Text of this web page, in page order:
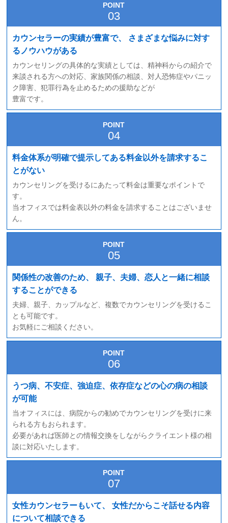
POINT
カウンセラーの実績が豊富で、
さまざまな悩みに対す
るノウハウがある
カウンセリングの具体的な実績としては、精神科からの紹介で
来談される方への対応、家族関係の相談、対人恐怖症やパニッ
ク障害、犯罪行為を止めるための援助などが
豊富です。
POINT
料金体系が明確で提示してある料金以外を請求するこ
とがない
カウンセリングを受けるにあたって料金は重要なポイントで
す。
当オフィスでは料金表以外の料金を請求することはございませ
ん。
POINT
関係性の改善のため、
親子、夫婦、恋人と一緒に相談
することができる
夫婦、親子、カップルなど、複数でカウンセリングを受けるこ
とも可能です。
お気軽にご相談ください。
POINT
うつ病、不安症、強迫症、依存症などの心の病の相談
が可能
当オフィスには、病院からの勧めでカウンセリングを受けに来
られる方もおられます。
必要があれば医師との情報交換をしながらクライエント様の相
談に対応いたします。
POINT
女性カウンセラーもいて、
女性だからこそ話せる内容
について相談できる